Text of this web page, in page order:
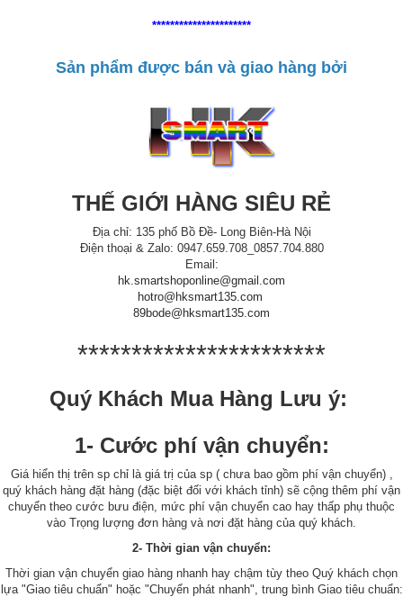
**********************
Sản phẩm được bán và giao hàng bởi
THẾ GIỚI HÀNG SIÊU RẺ
Địa chỉ: 135 phố Bồ Đề- Long Biên-Hà Nội
Điện thoại & Zalo: 0947.659.708_0857.704.880
Email:
hk.smartshoponline@gmail.com
hotro@hksmart135.com
89bode@hksmart135.com
***********************
Quý Khách Mua Hàng Lưu ý:
1- Cước phí vận chuyển:
Giá hiển thị trên sp chỉ là giá trị của sp ( chưa bao gồm phí vận chuyển) ,
quý khách hàng đặt hàng (đặc biệt đối với khách tỉnh) sẽ cộng thêm phí vận
chuyển theo cước bưu điện, mức phí vận chuyển cao hay thấp phụ thuộc
vào Trọng lượng đơn hàng và nơi đặt hàng của quý khách.
2- Thời gian vận chuyển:
Thời gian vận chuyển giao hàng nhanh hay chậm tùy theo Quý khách chọn
lựa "Giao tiêu chuẩn" hoặc "Chuyển phát nhanh", trung bình Giao tiêu chuẩn: